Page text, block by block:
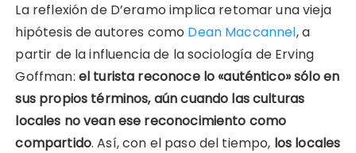
La reflexión de D’eramo implica retomar una vieja
hipótesis de autores como Dean Maccannel, a
partir de la influencia de la sociología de Erving
Goffman: el turista reconoce lo «auténtico» sólo en
sus propios términos, aún cuando las culturas
locales no vean ese reconocimiento como
compartido. Así, con el paso del tiempo, los locales